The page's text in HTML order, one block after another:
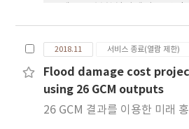
있는 로버스트 최적화 과정
이하 RO)이 필요하다고 알려져
의 비정상성으로 인해 야기되는
로버스트 항을 목적함수에 추가
방법을 개선한다. 본 연구는 기
대비하는 저수지 운영규칙 산정
2018.11 서비스 종료(열람 제한)
Flood damage cost
using 26 GCM outputs
26 GCM 결과를 이용한 미래